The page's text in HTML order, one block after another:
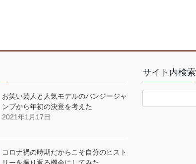
お笑い芸人と人気モデルのバンジージャ
ンプから年初の決意を考えた
2021年1月17日
コロナ禍の時期だからこそ自分のヒスト
サイト内検索